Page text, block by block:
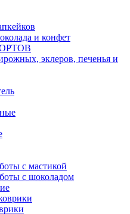
и конфет
эклеров, печенья и
с мастикой
с шоколадом